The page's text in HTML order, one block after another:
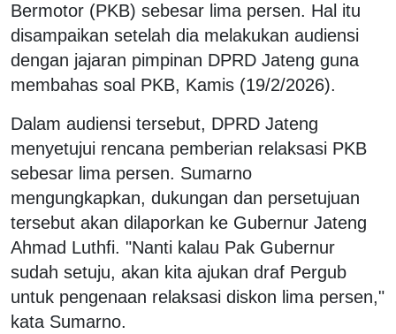
Bermotor (PKB) sebesar lima persen. Hal itu
disampaikan setelah dia melakukan audiensi
dengan jajaran pimpinan DPRD Jateng guna
membahas soal PKB, Kamis (19/2/2026).
Dalam audiensi tersebut, DPRD Jateng
menyetujui rencana pemberian relaksasi PKB
sebesar lima persen. Sumarno
mengungkapkan, dukungan dan persetujuan
tersebut akan dilaporkan ke Gubernur Jateng
Ahmad Luthfi. "Nanti kalau Pak Gubernur
sudah setuju, akan kita ajukan draf Pergub
untuk pengenaan relaksasi diskon lima persen,"
kata Sumarno.